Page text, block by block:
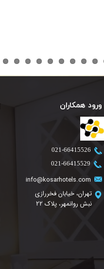
info@kosarhotels.com
تهران، خیابان فخررازی
نبش روانمهر، پلاک 22
​021-66415526
​021-66415529
ورود همکاران